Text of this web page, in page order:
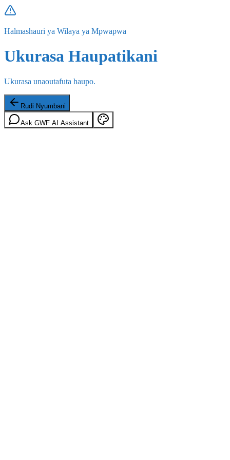
Halmashauri ya Wilaya ya Mpwapwa
Ukurasa Haupatikani
Ukurasa unaoutafuta haupo.
Rudi Nyumbani
Ask GWF AI Assistant